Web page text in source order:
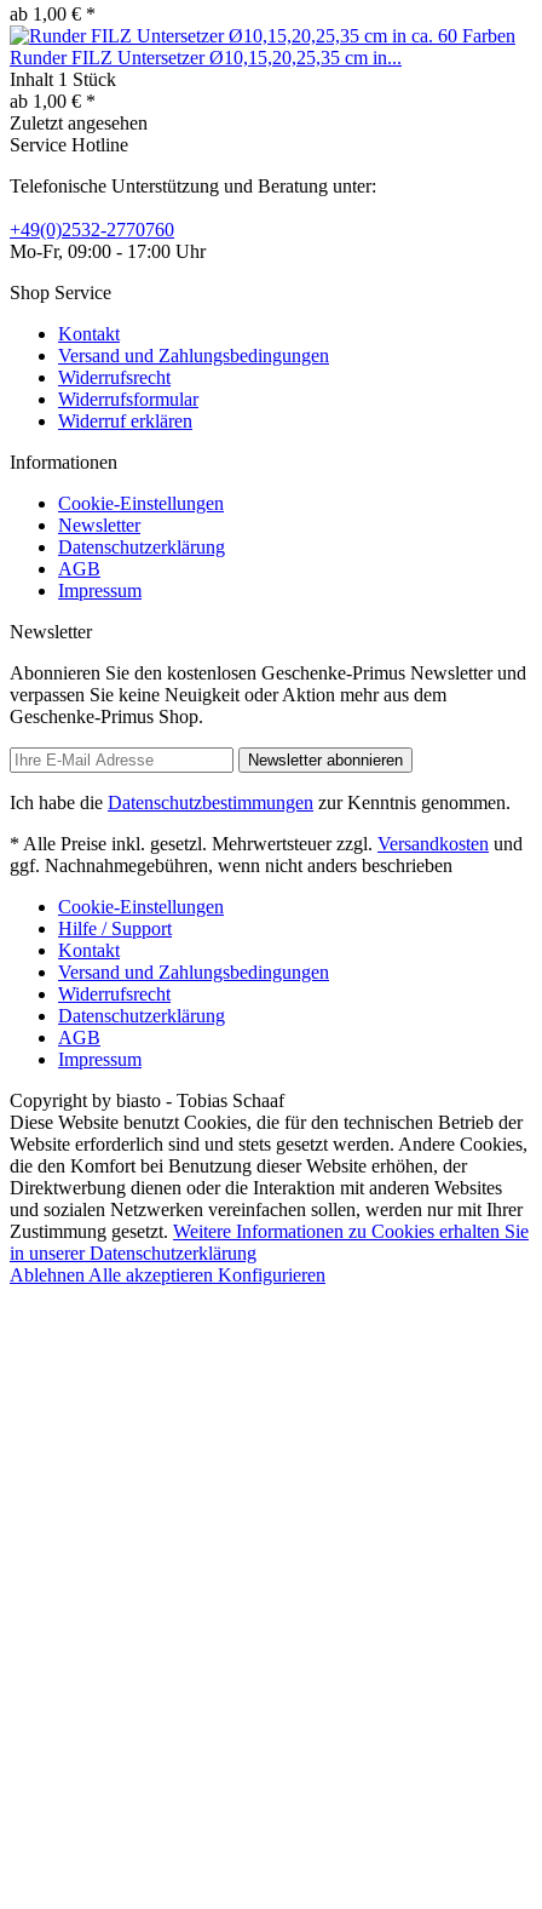
ab 1,00 € *
Runder FILZ Untersetzer Ø10,15,20,25,35 cm in...
Inhalt 1 Stück
ab 1,00 € *
Zuletzt angesehen
Service Hotline
Telefonische Unterstützung und Beratung unter:
+49(0)2532-2770760
Mo-Fr, 09:00 - 17:00 Uhr
Shop Service
Kontakt
Versand und Zahlungsbedingungen
Widerrufsrecht
Widerrufsformular
Widerruf erklären
Informationen
Cookie-Einstellungen
Newsletter
Datenschutzerklärung
AGB
Impressum
Newsletter
Abonnieren Sie den kostenlosen Geschenke-Primus Newsletter und
verpassen Sie keine Neuigkeit oder Aktion mehr aus dem
Geschenke-Primus Shop.
Newsletter abonnieren
Ich habe die Datenschutzbestimmungen zur Kenntnis genommen.
* Alle Preise inkl. gesetzl. Mehrwertsteuer zzgl. Versandkosten und
ggf. Nachnahmegebühren, wenn nicht anders beschrieben
Cookie-Einstellungen
Hilfe / Support
Kontakt
Versand und Zahlungsbedingungen
Widerrufsrecht
Datenschutzerklärung
AGB
Impressum
Copyright by biasto - Tobias Schaaf
Diese Website benutzt Cookies, die für den technischen Betrieb der
Website erforderlich sind und stets gesetzt werden. Andere Cookies,
die den Komfort bei Benutzung dieser Website erhöhen, der
Direktwerbung dienen oder die Interaktion mit anderen Websites
und sozialen Netzwerken vereinfachen sollen, werden nur mit Ihrer
Zustimmung gesetzt. Weitere Informationen zu Cookies erhalten Sie
in unserer Datenschutzerklärung
Ablehnen Alle akzeptieren Konfigurieren